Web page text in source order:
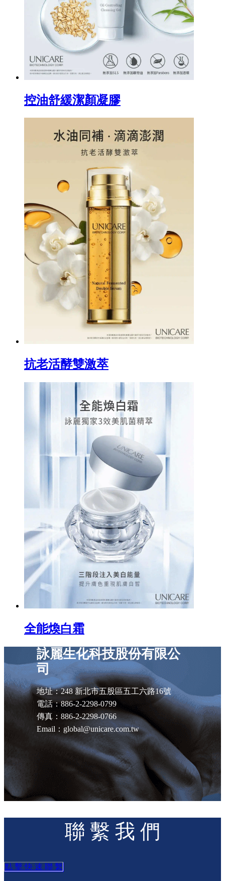
控油舒緩潔顏凝膠
抗老活酵雙激萃
全能煥白霜
詠麗生化科技股份有限公
司
地址：248 新北市五股區五工六路16號
電話：886-2-2298-0799
傳真：886-2-2298-0766
Email：global@unicare.com.tw
聯 繫 我 們
點 擊 快 速 聯 繫